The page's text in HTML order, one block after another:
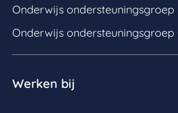
Onderwijs ondersteuningsgroep
Onderwijs ondersteuningsgroep
Werken bij